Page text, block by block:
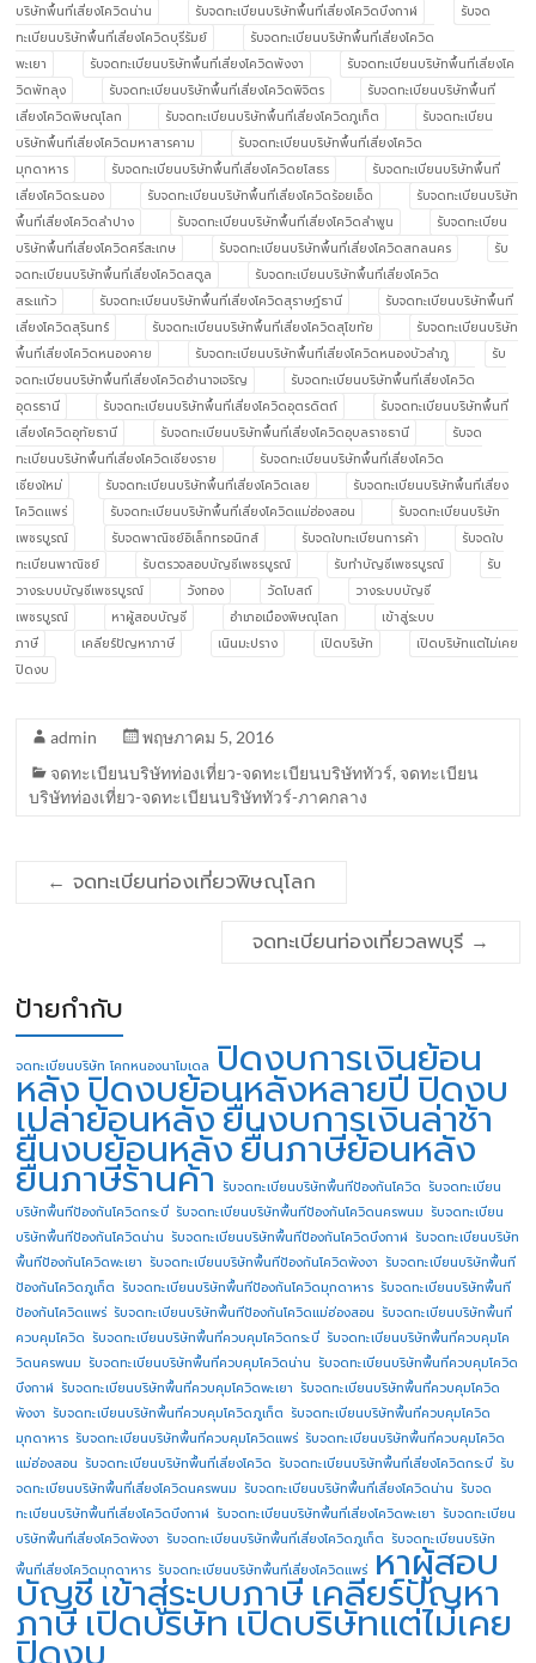
บริษัทพื้นที่เสี่ยงโควิดน่าน
รับจดทะเบียนบริษัทพื้นที่เสี่ยงโควิดบึงกาฬ
รับจด
ทะเบียนบริษัทพื้นที่เสี่ยงโควิดบุรีรัมย์
รับจดทะเบียนบริษัทพื้นที่เสี่ยงโควิด
พะเยา
รับจดทะเบียนบริษัทพื้นที่เสี่ยงโควิดพังงา
รับจดทะเบียนบริษัทพื้นที่เสี่ยงโค
วิดพัทลุง
รับจดทะเบียนบริษัทพื้นที่เสี่ยงโควิดพิจิตร
รับจดทะเบียนบริษัทพื้นที่
เสี่ยงโควิดพิษณุโลก
รับจดทะเบียนบริษัทพื้นที่เสี่ยงโควิดภูเก็ต
รับจดทะเบียน
บริษัทพื้นที่เสี่ยงโควิดมหาสารคาม
รับจดทะเบียนบริษัทพื้นที่เสี่ยงโควิด
มุกดาหาร
รับจดทะเบียนบริษัทพื้นที่เสี่ยงโควิดยโสธร
รับจดทะเบียนบริษัทพื้นที่
เสี่ยงโควิดระนอง
รับจดทะเบียนบริษัทพื้นที่เสี่ยงโควิดร้อยเอ็ด
รับจดทะเบียนบริษัท
พื้นที่เสี่ยงโควิดลำปาง
รับจดทะเบียนบริษัทพื้นที่เสี่ยงโควิดลำพูน
รับจดทะเบียน
บริษัทพื้นที่เสี่ยงโควิดศรีสะเกษ
รับจดทะเบียนบริษัทพื้นที่เสี่ยงโควิดสกลนคร
รับ
จดทะเบียนบริษัทพื้นที่เสี่ยงโควิดสตูล
รับจดทะเบียนบริษัทพื้นที่เสี่ยงโควิด
สระแก้ว
รับจดทะเบียนบริษัทพื้นที่เสี่ยงโควิดสุราษฎ์ธานี
รับจดทะเบียนบริษัทพื้นที่
เสี่ยงโควิดสุรินทร์
รับจดทะเบียนบริษัทพื้นที่เสี่ยงโควิดสุโขทัย
รับจดทะเบียนบริษัท
พื้นที่เสี่ยงโควิดหนองคาย
รับจดทะเบียนบริษัทพื้นที่เสี่ยงโควิดหนองบัวลำภู
รับ
จดทะเบียนบริษัทพื้นที่เสี่ยงโควิดอำนาจเจริญ
รับจดทะเบียนบริษัทพื้นที่เสี่ยงโควิด
อุดรธานี
รับจดทะเบียนบริษัทพื้นที่เสี่ยงโควิดอุตรดิตถ์
รับจดทะเบียนบริษัทพื้นที่
เสี่ยงโควิดอุทัยธานี
รับจดทะเบียนบริษัทพื้นที่เสี่ยงโควิดอุบลราชธานี
รับจด
ทะเบียนบริษัทพื้นที่เสี่ยงโควิดเชียงราย
รับจดทะเบียนบริษัทพื้นที่เสี่ยงโควิด
เชียงใหม่
รับจดทะเบียนบริษัทพื้นที่เสี่ยงโควิดเลย
รับจดทะเบียนบริษัทพื้นที่เสี่ยง
โควิดแพร่
รับจดทะเบียนบริษัทพื้นที่เสี่ยงโควิดแม่ฮ่องสอน
รับจดทะเบียนบริษัท
เพชรบูรณ์
รับจดพาณิชย์อิเล็กทรอนิกส์ รับจดใบทะเบียนการค้า
รับจดใบ
ทะเบียนพาณิชย์
รับตรวจสอบบัญชีเพชรบูรณ์ รับทำบัญชีเพชรบูรณ์
รับ
วางระบบบัญชีเพชรบูรณ์
วังทอง วัดโบสถ์
วางระบบบัญชี
เพชรบูรณ์
หาผู้สอบบัญชี อำเภอเมืองพิษณุโลก
เข้าสู่ระบบ
ภาษี
เคลียร์ปัญหาภาษี เนินมะปราง เปิดบริษัท
เปิดบริษัทแต่ไม่เคย
ปิดงบ
admin
พฤษภาคม 5, 2016
จดทะเบียนบริษัทท่องเที่ยว-จดทะเบียนบริษัททัวร์, จดทะเบียน
บริษัทท่องเที่ยว-จดทะเบียนบริษัททัวร์-ภาคกลาง
← จดทะเบียนท่องเที่ยวพิษณุโลก
จดทะเบียนท่องเที่ยวลพบุรี →
ป้ายกำกับ
จดทะเบียนบริษัท โคกหนองนาโมเดล ปิดงบการเงินย้อน
หลังปิดงบย้อนหลังหลายปี ปิดงบ
เปล่าย้อนหลังยื่นงบการเงินล่าช้า
ยื่นงบย้อนหลังยื่นภาษีย้อนหลัง
ยื่นภาษีร้านค้า รับจดทะเบียนบริษัทพื้นทีป้องกันโควิด รับจดทะเบียน
บริษัทพื้นทีป้องกันโควิดกระบี่ รับจดทะเบียนบริษัทพื้นทีป้องกันโควิดนครพนม รับจดทะเบียน
บริษัทพื้นทีป้องกันโควิดน่าน รับจดทะเบียนบริษัทพื้นทีป้องกันโควิดบึงกาฬ รับจดทะเบียนบริษัท
พื้นทีป้องกันโควิดพะเยา รับจดทะเบียนบริษัทพื้นทีป้องกันโควิดพังงา รับจดทะเบียนบริษัทพื้นที
ป้องกันโควิดภูเก็ต รับจดทะเบียนบริษัทพื้นทีป้องกันโควิดมุกดาหาร รับจดทะเบียนบริษัทพื้นที
ป้องกันโควิดแพร่ รับจดทะเบียนบริษัทพื้นทีป้องกันโควิดแม่ฮ่องสอน รับจดทะเบียนบริษัทพื้นที่
ควบคุมโควิด รับจดทะเบียนบริษัทพื้นที่ควบคุมโควิดกระบี่ รับจดทะเบียนบริษัทพื้นที่ควบคุมโค
วิดนครพนม รับจดทะเบียนบริษัทพื้นที่ควบคุมโควิดน่าน รับจดทะเบียนบริษัทพื้นที่ควบคุมโควิด
บึงกาฬ รับจดทะเบียนบริษัทพื้นที่ควบคุมโควิดพะเยา รับจดทะเบียนบริษัทพื้นที่ควบคุมโควิด
พังงา รับจดทะเบียนบริษัทพื้นที่ควบคุมโควิดภูเก็ต รับจดทะเบียนบริษัทพื้นที่ควบคุมโควิด
มุกดาหาร รับจดทะเบียนบริษัทพื้นที่ควบคุมโควิดแพร่ รับจดทะเบียนบริษัทพื้นที่ควบคุมโควิด
แม่ฮ่องสอน รับจดทะเบียนบริษัทพื้นที่เสี่ยงโควิด รับจดทะเบียนบริษัทพื้นที่เสี่ยงโควิดกระบี่ รับ
จดทะเบียนบริษัทพื้นที่เสี่ยงโควิดนครพนม รับจดทะเบียนบริษัทพื้นที่เสี่ยงโควิดน่าน รับจด
ทะเบียนบริษัทพื้นที่เสี่ยงโควิดบึงกาฬ รับจดทะเบียนบริษัทพื้นที่เสี่ยงโควิดพะเยา รับจดทะเบียน
บริษัทพื้นที่เสี่ยงโควิดพังงา รับจดทะเบียนบริษัทพื้นที่เสี่ยงโควิดภูเก็ต รับจดทะเบียนบริษัท
พื้นที่เสี่ยงโควิดมุกดาหาร รับจดทะเบียนบริษัทพื้นที่เสี่ยงโควิดแพร่ หาผู้สอบ
บัญชี เข้าสู่ระบบภาษี เคลียร์ปัญหา
ภาษีเปิดบริษัทเปิดบริษัทแต่ไม่เคย